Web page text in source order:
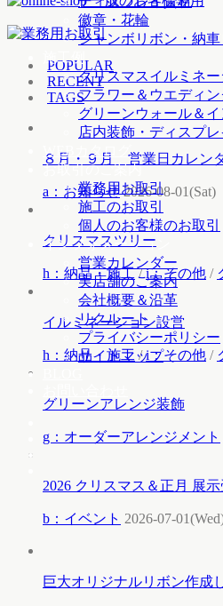
徽章・花輪
ジャンボリボン・納車
施工例
クリスマスイルミネー
フラワー＆ウエディン
グリーンウォール＆
店内装飾・ディスプレ
WEBカタログ
お取引のご案内
業務用お取引
施工のお取引
個人のお客様のお取引
インフォメーション
営業カレンダー
実店舗のご案内
会社概要＆沿革
リクルート
プライバシーポリシー
サイトマップ
POPULAR
RECENT
TAGS
８月・９月 営業日カレン
a：お知らせ 2026-08-01(Sat)
クリスマスツリー
h：納品・施工/i：その他 /
イルミネーション設営
h：納品・施工/i：その他 /
グリーンアレンジ装飾
g：オーダーアレンジメント
2026 クリスマス＆正月 展
b：イベント 2026-07-
巨大オリジナルリボン作成